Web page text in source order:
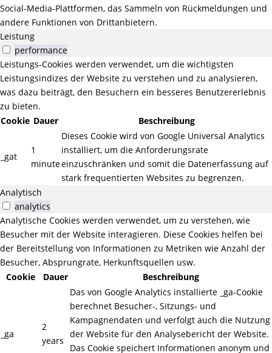
Social-Media-Plattformen, das Sammeln von Rückmeldungen und
andere Funktionen von Drittanbietern.
Leistung
performance
Leistungs-Cookies werden verwendet, um die wichtigsten
Leistungsindizes der Website zu verstehen und zu analysieren,
was dazu beiträgt, den Besuchern ein besseres Benutzererlebnis
zu bieten.
Cookie Dauer Beschreibung
_gat
1
minute
Dieses Cookie wird von Google Universal Analytics
installiert, um die Anforderungsrate
einzuschränken und somit die Datenerfassung auf
stark frequentierten Websites zu begrenzen.
Analytisch
analytics
Analytische Cookies werden verwendet, um zu verstehen, wie
Besucher mit der Website interagieren. Diese Cookies helfen bei
der Bereitstellung von Informationen zu Metriken wie Anzahl der
Besucher, Absprungrate, Herkunftsquellen usw.
Cookie
Dauer Beschreibung
_ga
2
years
Das von Google Analytics installierte _ga-Cookie
berechnet Besucher-, Sitzungs- und
Kampagnendaten und verfolgt auch die Nutzung
der Website für den Analysebericht der Website.
Das Cookie speichert Informationen anonym und